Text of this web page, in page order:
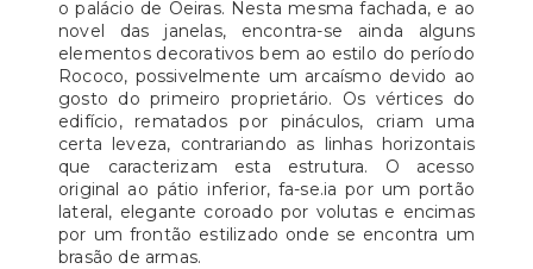
o palácio de Oeiras. Nesta mesma fachada, e ao
novel das janelas, encontra-se ainda alguns
elementos decorativos bem ao estilo do período
Rococo, possivelmente um arcaísmo devido ao
gosto do primeiro proprietário. Os vértices do
edifício, rematados por pináculos, criam uma
certa leveza, contrariando as linhas horizontais
que caracterizam esta estrutura. O acesso
original ao pátio inferior, fa-se.ia por um portão
lateral, elegante coroado por volutas e encimas
por um frontão estilizado onde se encontra um
brasão de armas.